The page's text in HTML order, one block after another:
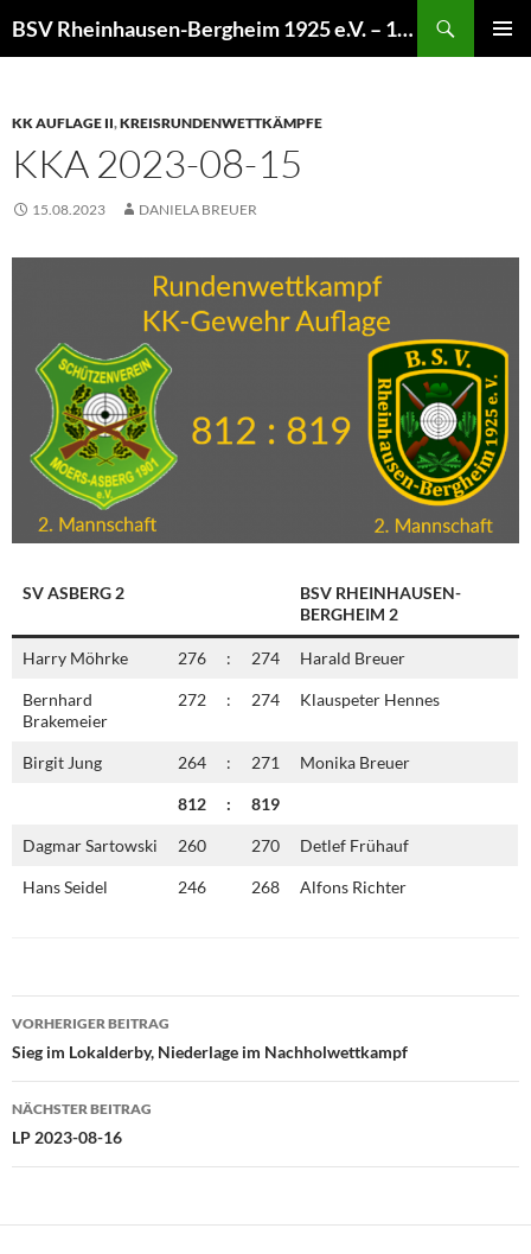
Inhalt
BSV Rheinhausen-Bergheim 1925 e.V. – 100% Sportschießen
KK AUFLAGE II,KREISRUNDENWETTKÄMPFE
KKA 2023-08-15
15.08.2023 DANIELA BREUER
SV ASBERG 2
BSV RHEINHAUSEN-
BERGHEIM 2
Harry Möhrke 276 : 274 Harald Breuer
Bernhard
Brakemeier
272 : 274 Klauspeter Hennes
Birgit Jung 264 : 271 Monika Breuer
812 : 819
Dagmar Sartowski 260 270 Detlef Frühauf
Hans Seidel 246 268 Alfons Richter
Beitragsnavigation
VORHERIGER BEITRAG
Sieg im Lokalderby, Niederlage im Nachholwettkampf
NÄCHSTER BEITRAG
LP 2023-08-16